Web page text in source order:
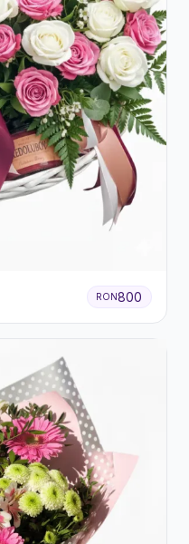
RON800